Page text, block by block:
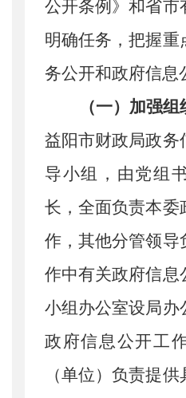
公开条例》和省市
明确任务，把握重
务公开和政府信息
（一）加强组
益阳市财政局政务
导小组，由党组
长，全面负责本委
作，其他分管领导
作中有关政府信息
小组办公室设局办
政府信息公开工
（单位）负责提